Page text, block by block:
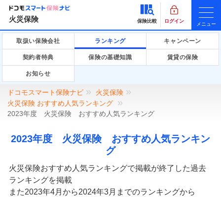
火災保険 保険比較 ログイン
メニュー
取扱い保険会社 ランキング キャンペーン
契約者特典 保険の基礎知識 賃貸の保険
お知らせ
ドコモスマート保険ナビ
火災保険
火災保険 おすすめ人気ランキング
2023年度 火災保険 おすすめ人気ランキング
2023年度 火災保険 おすすめ人気ランキン
グ
火災保険おすすめ人気ランキングで掲載が終了した過去
ランキングを掲載
また2023年4月から2024年3月までのランキングから